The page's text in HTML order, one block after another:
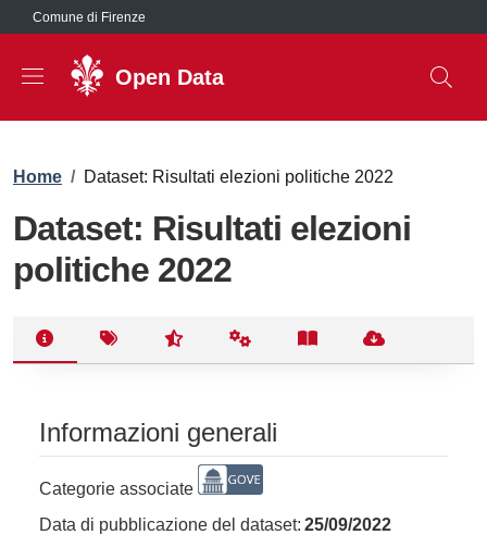
Salta al contenuto principale
Comune di Firenze
Open Data
Briciole di pane
Home / Dataset: Risultati elezioni politiche 2022
Dataset: Risultati elezioni
politiche 2022
Informazioni generali
Categorie associate
Data di pubblicazione del dataset: 25/09/2022